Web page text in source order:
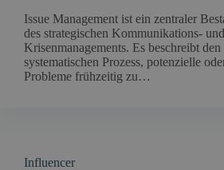
Issue Management ist ein zentraler
des strategischen Kommunikations- und
Krisenmanagements. Es beschreibt den
systematischen Prozess, potenzielle
Probleme frühzeitig zu…
Influencer